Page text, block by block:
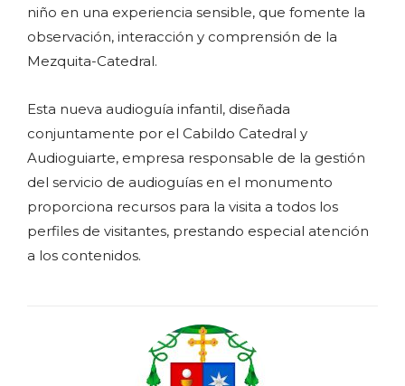
niño en una experiencia sensible, que fomente la
observación, interacción y comprensión de la
Mezquita-Catedral.
Esta nueva audioguía infantil, diseñada
conjuntamente por el Cabildo Catedral y
Audioguiarte, empresa responsable de la gestión
del servicio de audioguías en el monumento
proporciona recursos para la visita a todos los
perfiles de visitantes, prestando especial atención
a los contenidos.